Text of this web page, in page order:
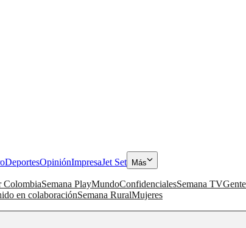
DeportesOpiniónImpresaJet Set Más
ColombiaSemana PlayMundoConfidencialesSemana TVGente
en colaboraciónSemana RuralMujeres